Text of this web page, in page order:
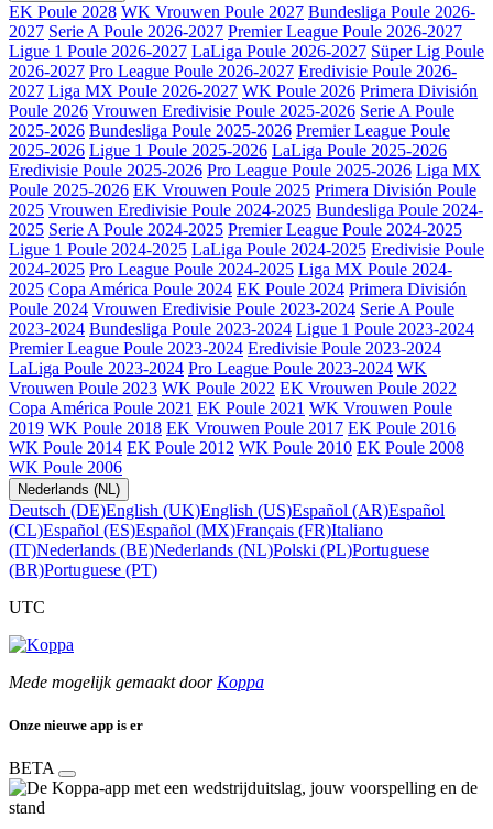
EK Poule 2028 WK Vrouwen Poule 2027 Bundesliga Poule 2026-
2027 Serie A Poule 2026-2027 Premier League Poule 2026-2027
Ligue 1 Poule 2026-2027 LaLiga Poule 2026-2027 Süper Lig Poule
2026-2027 Pro League Poule 2026-2027 Eredivisie Poule 2026-
2027 Liga MX Poule 2026-2027 WK Poule 2026 Primera División
Poule 2026 Vrouwen Eredivisie Poule 2025-2026 Serie A Poule
2025-2026 Bundesliga Poule 2025-2026 Premier League Poule
2025-2026 Ligue 1 Poule 2025-2026 LaLiga Poule 2025-2026
Eredivisie Poule 2025-2026 Pro League Poule 2025-2026 Liga MX
Poule 2025-2026 EK Vrouwen Poule 2025 Primera División Poule
2025 Vrouwen Eredivisie Poule 2024-2025 Bundesliga Poule 2024-
2025 Serie A Poule 2024-2025 Premier League Poule 2024-2025
Ligue 1 Poule 2024-2025 LaLiga Poule 2024-2025 Eredivisie Poule
2024-2025 Pro League Poule 2024-2025 Liga MX Poule 2024-
2025 Copa América Poule 2024 EK Poule 2024 Primera División
Poule 2024 Vrouwen Eredivisie Poule 2023-2024 Serie A Poule
2023-2024 Bundesliga Poule 2023-2024 Ligue 1 Poule 2023-2024
Premier League Poule 2023-2024 Eredivisie Poule 2023-2024
LaLiga Poule 2023-2024 Pro League Poule 2023-2024 WK
Vrouwen Poule 2023 WK Poule 2022 EK Vrouwen Poule 2022
Copa América Poule 2021 EK Poule 2021 WK Vrouwen Poule
2019 WK Poule 2018 EK Vrouwen Poule 2017 EK Poule 2016
WK Poule 2014 EK Poule 2012 WK Poule 2010 EK Poule 2008
WK Poule 2006
Nederlands (NL)
Deutsch (DE)English (UK)English (US)Español (AR)Español
(CL)Español (ES)Español (MX)Français (FR)Italiano
(IT)Nederlands (BE)Nederlands (NL)Polski (PL)Portuguese
(BR)Portuguese (PT)
UTC
Mede mogelijk gemaakt door Koppa
Onze nieuwe app is er
BETA